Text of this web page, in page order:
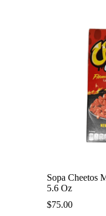
Sopa Cheetos
5.6 Oz
$75.00